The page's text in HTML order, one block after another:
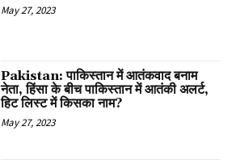
May 27, 2023
Pakistan: पाकिस्तान में आतंकवाद बनाम
नेता, हिंसा के बीच पाकिस्तान में आतंकी अलर्ट,
हिट लिस्ट में किसका नाम?
May 27, 2023